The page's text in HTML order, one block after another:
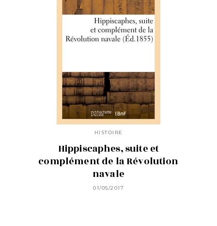
HISTOIRE
Hippiscaphes, suite et
complément de la Révolution
navale
01/05/2017